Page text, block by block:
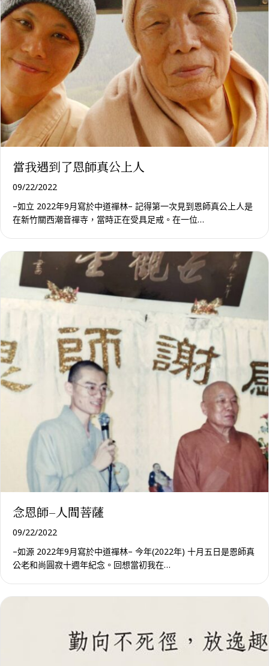
當我遇到了恩師真公上人
09/22/2022
–如立 2022年9月寫於中道禪林– 記得第一次見到恩師真公上人是
在新竹關西潮音禪寺，當時正在受具足戒。在一位…
念恩師–人間菩薩
09/22/2022
–如源 2022年9月寫於中道禪林– 今年(2022年) 十月五日是恩師真
公老和尚圓寂十週年紀念。回想當初我在…